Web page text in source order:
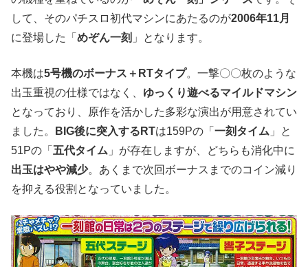
して、そのパチスロ初代マシンにあたるのが2006年11月
に登場した「 めぞん一刻 」となります。
本機は5号機のボーナス＋RTタイプ。一撃〇〇枚のような
出玉重視の仕様ではなく、 ゆっくり遊べるマイルドマシン
となっており、原作を活かした多彩な演出が用意されてい
ました。
BIG後に突入するRTは159Pの「 一刻タイム 」と
51Pの「 五代タイム 」が存在しますが、どちらも消化中に
出玉はやや減少。あくまで次回ボーナスまでのコイン減り
を抑える役割となっていました。